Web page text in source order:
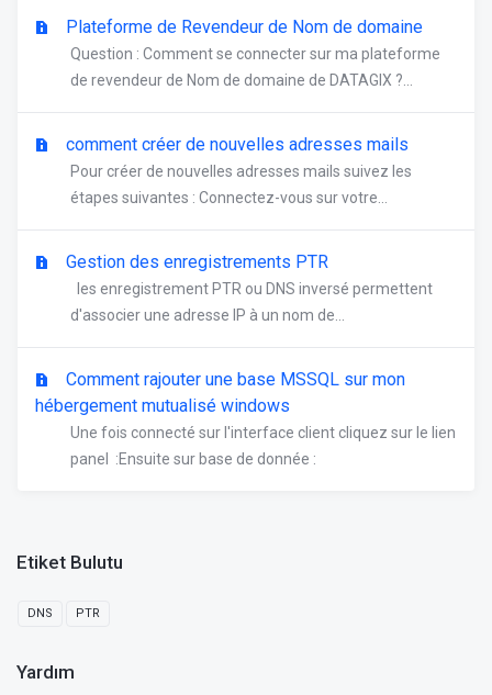
Plateforme de Revendeur de Nom de domaine
Question : Comment se connecter sur ma plateforme
de revendeur de Nom de domaine de DATAGIX ?...
comment créer de nouvelles adresses mails
Pour créer de nouvelles adresses mails suivez les
étapes suivantes : Connectez-vous sur votre...
Gestion des enregistrements PTR
les enregistrement PTR ou DNS inversé permettent
d'associer une adresse IP à un nom de...
Comment rajouter une base MSSQL sur mon
hébergement mutualisé windows
Une fois connecté sur l'interface client cliquez sur le lien
panel :Ensuite sur base de donnée :
Etiket Bulutu
DNS PTR
Yardım